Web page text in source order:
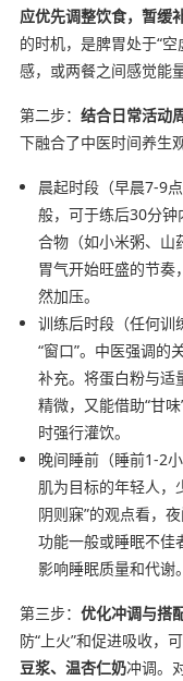
应优先调整饮食，暂缓
的时机，是脾胃处于“
感，或两餐之间感觉能
第二步： 结合日常活动
下融合了中医时间养生
晨起时段（早晨7-9
般，可于练后30分
合物（如小米粥、山
胃气开始旺盛的节奏
然加压。
训练后时段（任何训
“窗口”。中医强调的
补充。将蛋白粉与适
精微，又能借助“甘
时强行灌饮。
晚间睡前（睡前1-2
肌为目标的年轻人，
阴则寐”的观点看，
功能一般或睡眠不佳
影响睡眠质量和代谢。
第三步： 优化冲调与搭
防“上火”和促进吸收，
豆浆、温杏仁奶冲调。